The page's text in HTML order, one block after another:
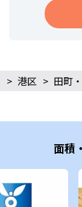
> 港区 > 田町
面積